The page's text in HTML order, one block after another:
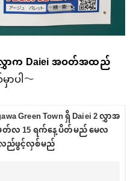
ာက Daiei အဝတ်အထည်
ပါ〜
Green Town ရှိ Daiei 2 လွှာအ
မတ်လ 15 ရက်နေ့ ပိတ်မည် မေလ
ည်ဖွင့်လှစ်မည်